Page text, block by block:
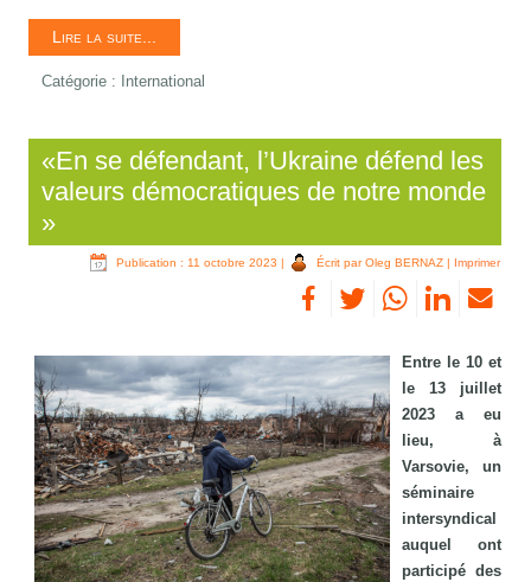
Lire la suite...
Catégorie : International
«En se défendant, l’Ukraine défend les
valeurs démocratiques de notre monde
»
Publication : 11 octobre 2023 | Écrit par Oleg BERNAZ | Imprimer
Entre le 10 et
le 13 juillet
2023 a eu
lieu, à
Varsovie, un
séminaire
intersyndical
auquel ont
participé des